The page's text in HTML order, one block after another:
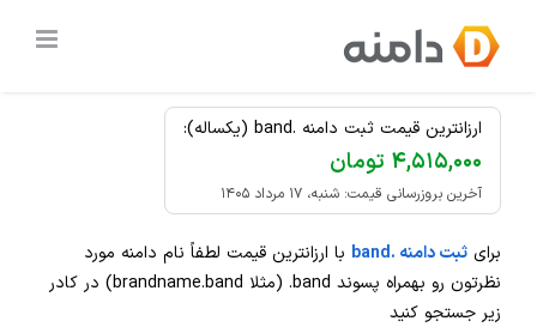
content
ثبت دامنه
ارزانترین قیمت ثبت دامنه .band (یکساله):
۴,۵۱۵,۰۰۰ تومان
آخرین بروزرسانی قیمت: شنبه، ۱۷ مرداد ۱۴۰۵
برای ثبت دامنه .band
با ارزانترین قیمت لطفاً نام دامنه مورد
نظرتون رو بهمراه پسوند .band
(مثلا brandname.band) در کادر
زیر جستجو کنید